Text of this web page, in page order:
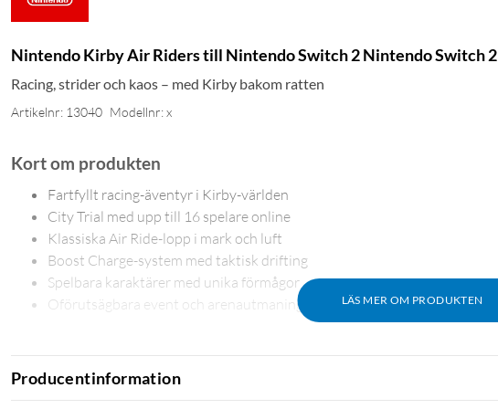
Nintendo Kirby Air Riders till Nintendo Switch 2 Nintendo Switch 2
Racing, strider och kaos – med Kirby bakom ratten
Artikelnr: 13040 Modellnr: x
LÄS MER OM PRODUKTEN
Kort om produkten
Fartfyllt racing-äventyr i Kirby-världen
City Trial med upp till 16 spelare online
Klassiska Air Ride-lopp i mark och luft
Boost Charge-system med taktisk drifting
Spelbara karaktärer med unika förmågor
Oförutsägbara event och arenautmaningar
Två sätt att tävla
Producentinformation